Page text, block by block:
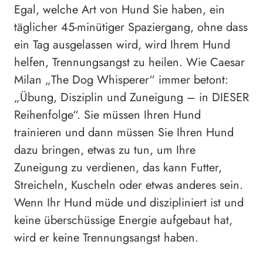
Egal, welche Art von Hund Sie haben, ein
täglicher 45-minütiger Spaziergang, ohne dass
ein Tag ausgelassen wird, wird Ihrem Hund
helfen, Trennungsangst zu heilen. Wie Caesar
Milan „The Dog Whisperer“ immer betont:
„Übung, Disziplin und Zuneigung – in DIESER
Reihenfolge“. Sie müssen Ihren Hund
trainieren und dann müssen Sie Ihren Hund
dazu bringen, etwas zu tun, um Ihre
Zuneigung zu verdienen, das kann Futter,
Streicheln, Kuscheln oder etwas anderes sein.
Wenn Ihr Hund müde und diszipliniert ist und
keine überschüssige Energie aufgebaut hat,
wird er keine Trennungsangst haben.